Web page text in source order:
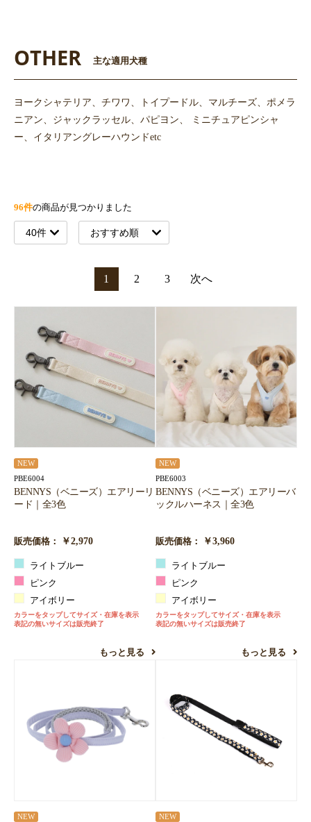
OTHER 主な適用犬種
ヨークシャテリア、チワワ、トイプードル、マルチーズ、ポメラ
ニアン、ジャックラッセル、パピヨン、 ミニチュアピンシャ
ー、イタリアングレーハウンドetc
96件の商品が見つかりました
1 2 3 次へ
NEW
PBE6004
BENNYS（ベニーズ）エアリーリ
ード｜全3色
販売価格： ￥2,970
ライトブルー
ピンク
アイボリー
カラーをタップしてサイズ・在庫を表示
表記の無いサイズは販売終了
もっと見る
NEW
PBE6003
BENNYS（ベニーズ）エアリーバ
ックルハーネス｜全3色
販売価格： ￥3,960
ライトブルー
ピンク
アイボリー
カラーをタップしてサイズ・在庫を表示
表記の無いサイズは販売終了
もっと見る
NEW NEW